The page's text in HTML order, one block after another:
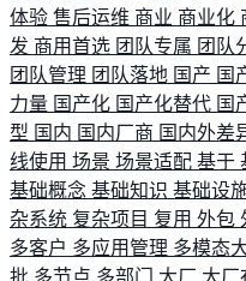
体验 售后运维 商业 商业化
发 商用首选 团队专属 团队
团队管理 团队落地 国产 国
力量 国产化 国产化替代 国
型 国内 国内厂商 国内外差
线使用 场景 场景适配 基于
基础概念 基础知识 基础设
杂系统 复杂项目 复用 外包
多客户 多应用管理 多模态
批 多节点 多部门 大厂 大厂